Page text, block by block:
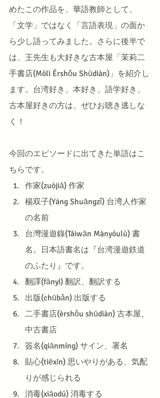
めたこの作品を、華語教師として、
「文学」ではなく「言語表現」の面か
ら少し語ってみました。さらに後半で
は、王先生も大好きな古本屋「茉莉二
手書店(Mòlì Èrshǒu Shūdiàn)」を紹介し
ます。台湾好き、本好き、語学好き、
古本屋好きの方は、ぜひお聴き逃しな
く！
今回のエピソードに出てきた単語はこ
ちらです。
作家(zuòjiā) 作家
楊双子(Yáng Shuāngzǐ) 台湾人作家
の名前
台灣漫遊錄(Táiwān Mànyóulù) 書
名。日本語書名は『台湾漫遊鉄道
のふたり』です。
翻譯(fānyì) 翻訳、翻訳する
出版(chūbǎn) 出版する
二手書店(èrshǒu shūdiàn) 古本屋、
中古書店
簽名(qiānmíng) サイン、署名
貼心(tiēxīn) 思いやりがある、気配
りが感じられる
消毒(xiāodú) 消毒する